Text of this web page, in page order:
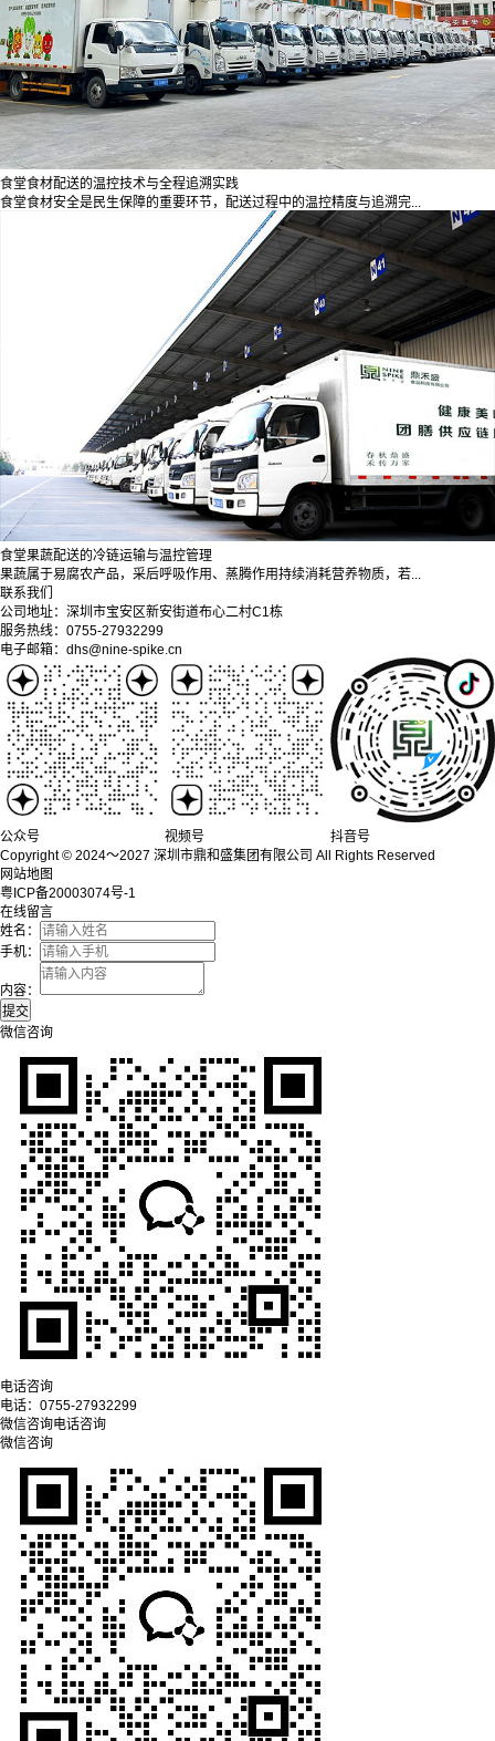
食堂食材配送的温控技术与全程追溯实践
食堂食材安全是民生保障的重要环节，配送过程中的温控精度与追溯完...
食堂果蔬配送的冷链运输与温控管理
果蔬属于易腐农产品，采后呼吸作用、蒸腾作用持续消耗营养物质，若...
联系我们
公司地址：深圳市宝安区新安街道布心二村C1栋
服务热线：0755-27932299
电子邮箱：dhs@nine-spike.cn
公众号 视频号
抖音号
Copyright © 2024～2027 深圳市鼎和盛集团有限公司 All Rights Reserved
网站地图
粤ICP备20003074号-1
在线留言
姓名：
手机：
内容：
微信咨询
电话咨询
电话： 0755-27932299
微信咨询电话咨询
微信咨询